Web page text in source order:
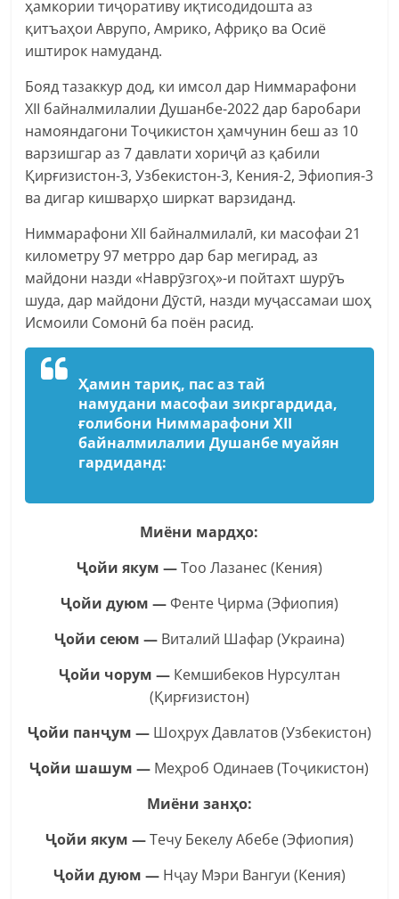
ҳамкории тиҷоративу иқтисодидошта аз
қитъаҳои Аврупо, Амрико, Африқо ва Осиё
иштирок намуданд.
Бояд тазаккур дод, ки имсол дар Ниммарафони
XII байналмилалии Душанбе-2022 дар баробари
намояндагони Тоҷикистон ҳамчунин беш аз 10
варзишгар аз 7 давлати хориҷӣ аз қабили
Қирғизистон-3, Узбекистон-3, Кения-2, Эфиопия-3
ва дигар кишварҳо ширкат варзиданд.
Ниммарафони XII байналмилалӣ, ки масофаи 21
километру 97 метрро дар бар мегирад, аз
майдони назди «Наврӯзгоҳ»-и пойтахт шурӯъ
шуда, дар майдони Дӯстӣ, назди муҷассамаи шоҳ
Исмоили Сомонӣ ба поён расид.
Ҳамин тариқ, пас аз тай
намудани масофаи зикргардида,
ғолибони Ниммарафони XII
байналмилалии Душанбе муайян
гардиданд:
Миёни мардҳо:
Ҷойи якум —Тоо Лазанес (Кения)
Ҷойи дуюм —Фенте Ҷирма (Эфиопия)
Ҷойи сеюм —Виталий Шафар (Украина)
Ҷойи чорум —Кемшибеков Нурсултан
(Қирғизистон)
Ҷойи панҷум —Шоҳрух Давлатов (Узбекистон)
Ҷойи шашум — Меҳроб Одинаев (Тоҷикистон)
Миёни занҳо:
Ҷойи якум —Течу Бекелу Абебе (Эфиопия)
Ҷойи дуюм —Нҷау Мэри Вангуи (Кения)